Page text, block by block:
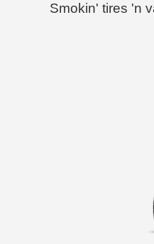
Smokin' tires 'n